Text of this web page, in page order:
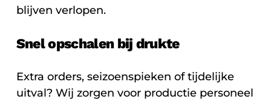
blijven verlopen.
Snel opschalen bij drukte
Extra orders, seizoenspieken of tijdelijke
uitval? Wij zorgen voor productie personeel